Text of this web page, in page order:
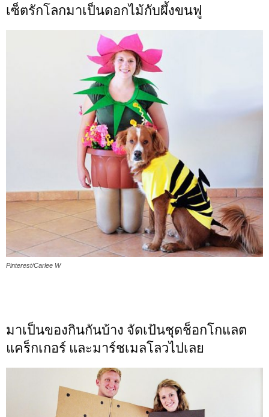
เซ็ตรักโลกมาเป็นดอกไม้กับผึ้งขนฟู
Pinterest/Carlee W
มาเป็นของกินกันบ้าง จัดเป้นชุดช็อกโกแลต
แคร็กเกอร์ และมาร์ชเมลโลวไปเลย